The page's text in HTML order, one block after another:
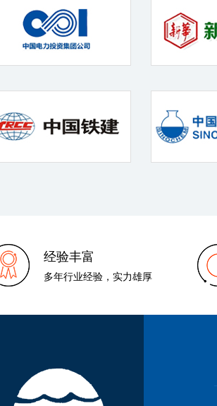
经验丰富
多年行业经验，实力雄厚